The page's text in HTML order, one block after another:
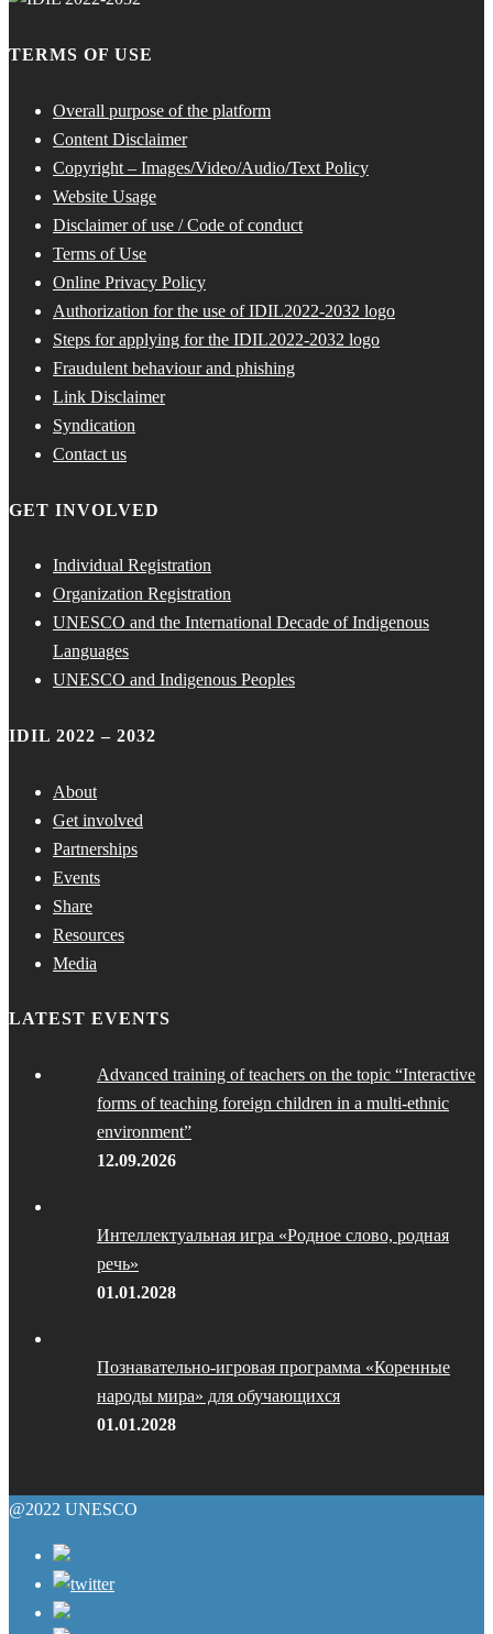
TERMS OF USE
Overall purpose of the platform
Content Disclaimer
Copyright – Images/Video/Audio/Text Policy
Website Usage
Disclaimer of use / Code of conduct
Terms of Use
Online Privacy Policy
Authorization for the use of IDIL2022-2032 logo
Steps for applying for the IDIL2022-2032 logo
Fraudulent behaviour and phishing
Link Disclaimer
Syndication
Contact us
GET INVOLVED
Individual Registration
Organization Registration
UNESCO and the International Decade of Indigenous
Languages
UNESCO and Indigenous Peoples
IDIL 2022 – 2032
About
Get involved
Partnerships
Events
Share
Resources
Media
LATEST EVENTS
Advanced training of teachers on the topic “Interactive
forms of teaching foreign children in a multi-ethnic
environment”
12.09.2026
Интеллектуальная игра «Родное слово, родная
речь»
01.01.2028
Познавательно-игровая программа «Коренные
народы мира» для обучающихся
01.01.2028
@2022 UNESCO